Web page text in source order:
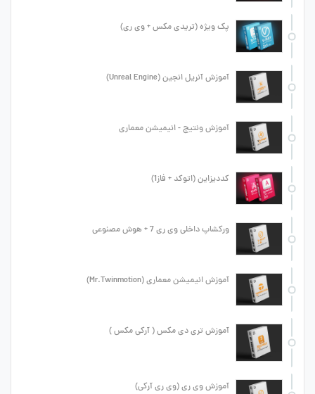
پک ویژه (تریدی مکس + وی ری)
آموزش آنریل انجین (Unreal Engine)
آموزش ونتیج - انیمیشن معماری
کددیزاین (اتوکد + فاز1)
ورکشاپ داخلی وی ری 7 + هوش مصنوعی
آموزش انیمیشن معماری (Mr.Twinmotion)
آموزش تری دی مکس ( آرکی مکس )
آموزش وی ری (وی ری آرکی)